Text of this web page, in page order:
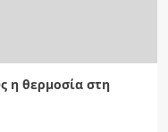
η θερμοσία στη